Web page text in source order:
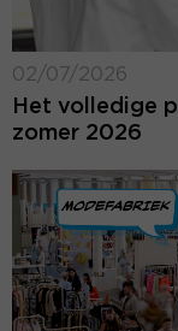
02/07/2026
Het volledige
zomer 2026